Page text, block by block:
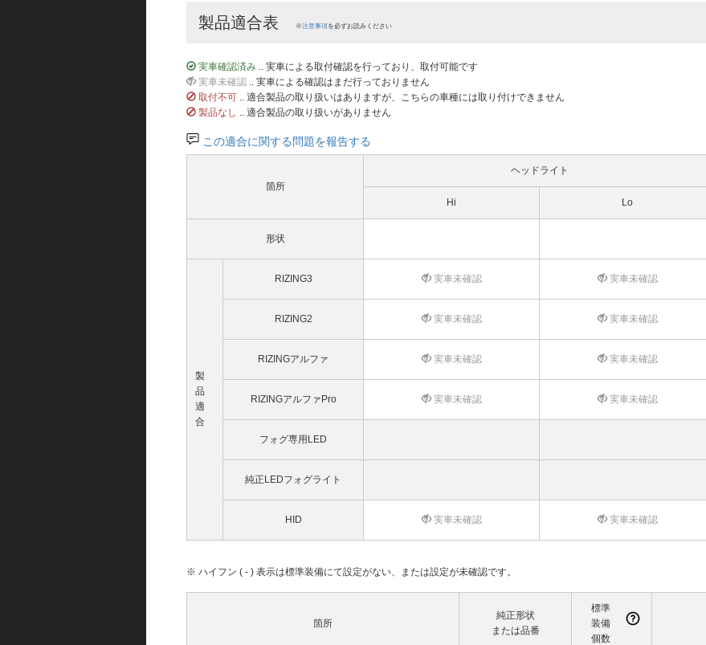
製品適合表 ※注意事項を必ずお読みください
実車確認済み .. 実車による取付確認を行っており、取付可能です
実車未確認 .. 実車による確認はまだ行っておりません
取付不可 .. 適合製品の取り扱いはありますが、こちらの車種には取り付けできません
製品なし .. 適合製品の取り扱いがありません
この適合に関する問題を報告する
箇所
ヘッドライト
Hi
Lo
形状
製
品
適
合
RIZING3 実車未確認 実車未確認
RIZING2 実車未確認 実車未確認
RIZINGアルファ 実車未確認 実車未確認
RIZINGアルファPro 実車未確認 実車未確認
フォグ専用LED
純正LEDフォグライト
HID 実車未確認 実車未確認
※ ハイフン ( - ) 表示は標準装備にて設定がない、または設定が未確認です。
箇所
純正形状
または品番
標準
装備
個数